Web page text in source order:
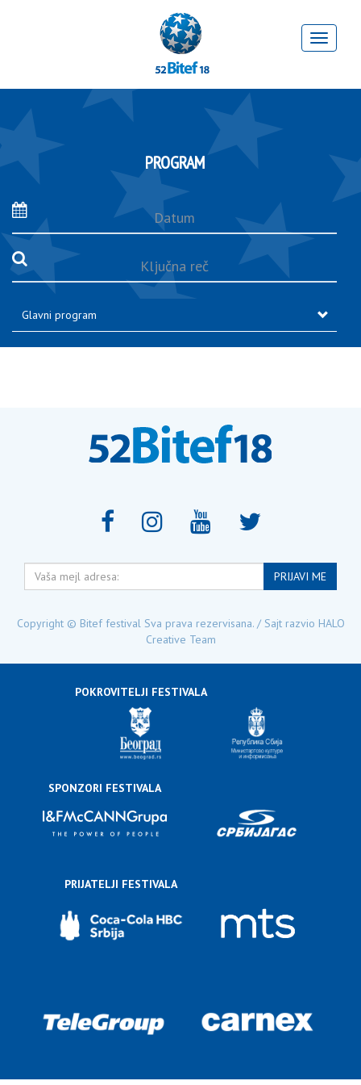
PROGRAM
Datum
Ključna
reč
Glavni program
Vaša
mejl
PRIJAVI ME
Copyright © Bitef festival Sva prava rezervisana. / Sajt razvio HALO
Creative Team
POKROVITELJI FESTIVALA
SPONZORI FESTIVALA
PRIJATELJI FESTIVALA